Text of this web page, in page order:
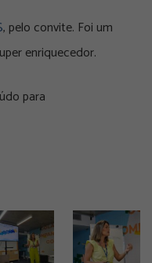
, pelo convite. Foi um
enriquecedor.
para